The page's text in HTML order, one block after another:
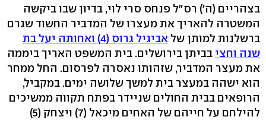
בצהריים (ה') רס"ל פנחס סרי לוי, בדיון שבו ביקשה
המשטרה להאריך את מעצרו של המדביר החשוד שגרם
ברשלנות למותן של
אביגיל גרוס (4) ואחותה יעל בת
שנה וחצי בביתן בירושלים. בית המשפט האריך ביממה
את מעצר המדביר, שזהותו נאסרה לפרסום. החל ממחר
הוא ישהה במעצר בית למשך שלושה ימים. במקביל,
הרופאים בבית החולים שניידר בפתח תקווה ממשיכים
להילחם על חייהם של האחים מיכאל (7) ויצחק (5)